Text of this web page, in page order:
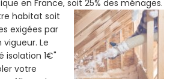
en France, soit 25% des ménages.
habitat soit
exigées par
Le
isolation 1€"
votre